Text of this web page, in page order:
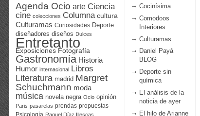
Agenda Ocio arte Ciencia
cine colecciones Columna cultura
Culturamas Curiosidades Deporte
diseñadores diseños Dulces
Entretanto
Exposiciones Fotografía
Gastronomía Historia
Humor internacional Libros
Literatura madrid Margret
Schuchmann moda
música novela negra Ocio opinión
Paris pasarelas prendas propuestas
Psicología Raquel Díaz Illescas
Cocinísima
Comodoos
Interiores
Culturamas
Daniel Payá
BLOG
Deporte sin
química
El análisis de la
noticia de ayer
El hilo de Arianne